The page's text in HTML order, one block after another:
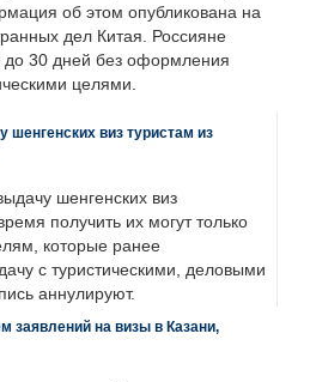
об этом опубликована на
дел Китая. Россияне
до 30 дней без оформления
целями.
шенгенских виз туристам из
шенгенских виз
получить их могут только
которые ранее
с туристическими, деловыми
аннулируют.
заявлений на визы в Казани,